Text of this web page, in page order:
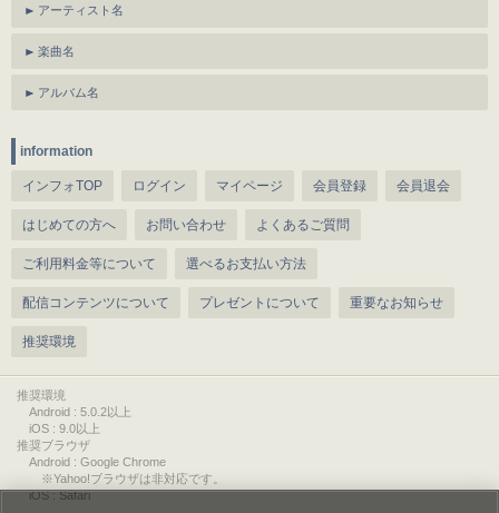
アーティスト名
楽曲名
アルバム名
information
インフォTOP ログイン マイページ 会員登録 会員退会
はじめての方へ お問い合わせ よくあるご質問
ご利用料金等について 選べるお支払い方法
配信コンテンツについて プレゼントについて 重要なお知らせ
推奨環境
推奨環境
Android : 5.0.2以上
iOS : 9.0以上
推奨ブラウザ
Android : Google Chrome
※Yahoo!ブラウザは非対応です。
iOS : Safari